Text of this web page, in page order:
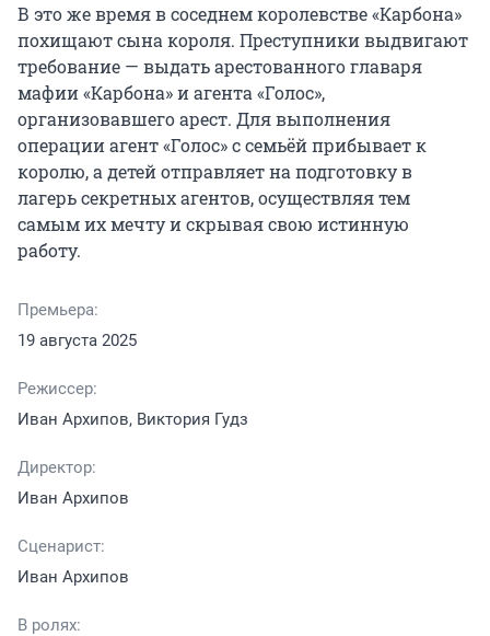
В это же время в соседнем королевстве «Карбона»
похищают сына короля. Преступники выдвигают
требование — выдать арестованного главаря
мафии «Карбона» и агента «Голос»,
организовавшего арест. Для выполнения
операции агент «Голос» с семьёй прибывает к
королю, а детей отправляет на подготовку в
лагерь секретных агентов, осуществляя тем
самым их мечту и скрывая свою истинную
работу.
Премьера:
19 августа 2025
Режиссер:
Иван Архипов, Виктория Гудз
Директор:
Иван Архипов
Сценарист:
Иван Архипов
В ролях: